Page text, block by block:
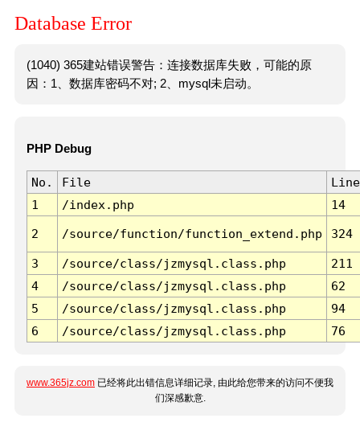
Database Error
(1040) 365建站错误警告：连接数据库失败，可能的原
因：1、数据库密码不对; 2、mysql未启动。
PHP Debug
No. File
Line
1
/index.php 14
2 /source/function/function_extend.php 324
3 /source/class/jzmysql.class.php
211
4
/source/class/jzmysql.class.php
62
5
/source/class/jzmysql.class.php
94
6
/source/class/jzmysql.class.php 76
www.365jz.com 已经将此出错信息详细记录, 由此给您带来的访问不便我
们深感歉意.